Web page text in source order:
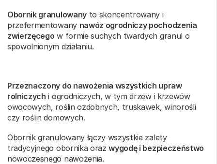
Obornik granulowanyto skoncentrowany i
przefermentowany nawóz ogrodniczy pochodzenia
zwierzęcego w formie suchych twardych granul o
spowolnionym działaniu.
Przeznaczony do nawożenia wszystkich upraw
rolniczych i ogrodniczych, w tym drzew i krzewów
owocowych, roślin ozdobnych, truskawek, winorośli
czy roślin domowych.
Obornik granulowany łączy wszystkie zalety
tradycyjnego obornika orazwygodę i bezpieczeństwo
nowoczesnego nawożenia.